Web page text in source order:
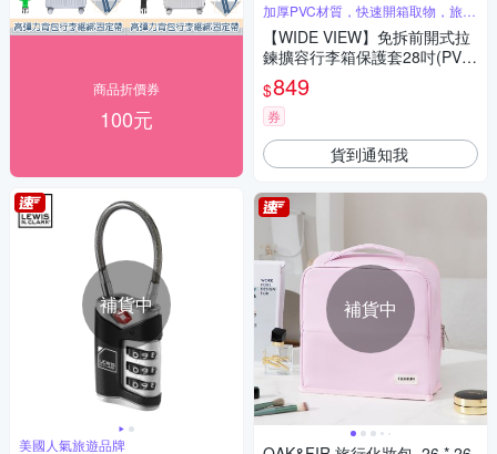
商品折價券
100元
補貨中
美國人氣旅遊品牌
加厚PVC材質，快速開箱取物，旅途
更效率
【WIDE VIEW】免拆前開式拉
鍊擴容行李箱保護套28吋(PVC
28)
$849
券
貨到通知我
補貨中